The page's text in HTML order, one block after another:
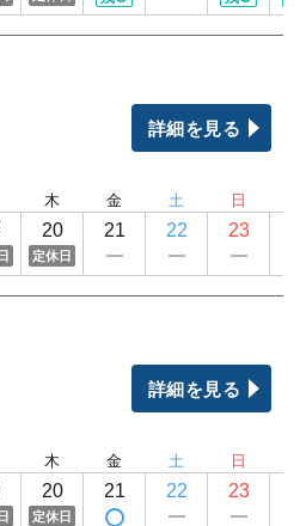
詳細を見る
木
20
定休日
金
21
土
22
日
23
詳細を見る
木
20
定休日
金
21
土
22
日
23